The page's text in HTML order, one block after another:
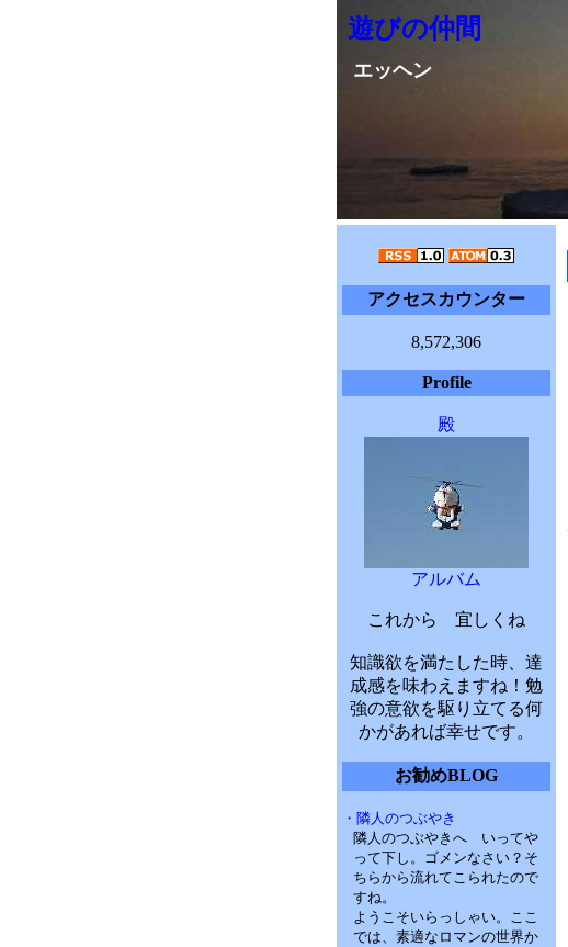
遊びの仲間
エッヘン
アクセスカウンター
8,572,306
Profile
殿
アルバム
これから 宜しくね
知識欲を満たした時、達
成感を味わえますね！勉
強の意欲を駆り立てる何
かがあれば幸せです。
お勧めBLOG
・隣人のつぶやき
隣人のつぶやきへ いってや
って下し。ゴメンなさい？そ
ちらから流れてこられたので
すね。
ようこそいらっしゃい。ここ
では、素適なロマンの世界か